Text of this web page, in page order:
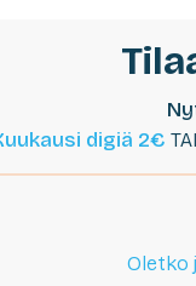
digiä 2€ TAI
Oletko